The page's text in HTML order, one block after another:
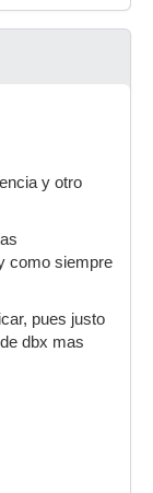
y otro
como siempre
pues justo
dbx mas